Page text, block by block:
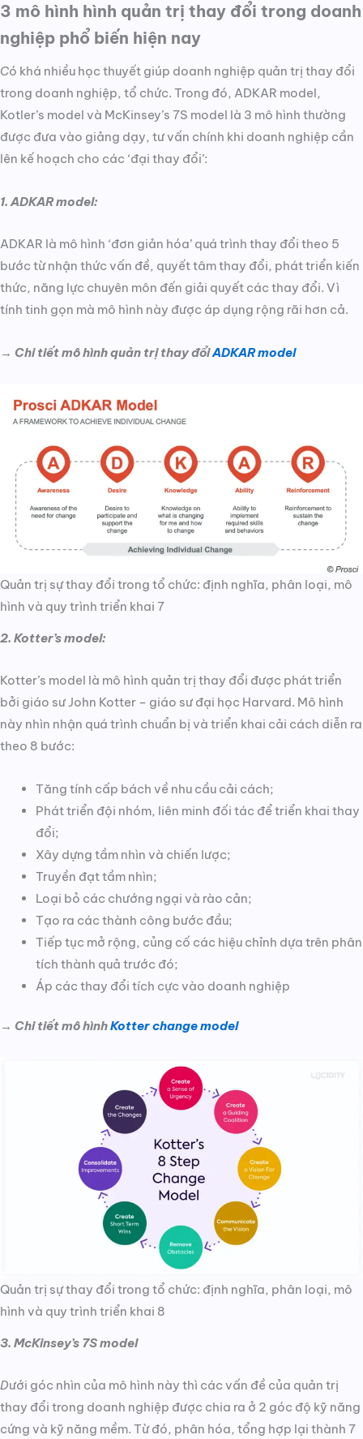
3 mô hình hình quản trị thay đổi trong doanh
nghiệp phổ biến hiện nay
Có khá nhiều học thuyết giúp doanh nghiệp quản trị thay đổi
trong doanh nghiệp, tổ chức. Trong đó, ADKAR model,
Kotler’s model và McKinsey’s 7S model là 3 mô hình thường
được đưa vào giảng dạy, tư vấn chính khi doanh nghiệp cần
lên kế hoạch cho các ‘đại thay đổi’:
1. ADKAR model:
ADKAR là mô hình ‘đơn giản hóa’ quá trình thay đổi theo 5
bước từ nhận thức vấn đề, quyết tâm thay đổi, phát triển kiến
thức, năng lực chuyên môn đến giải quyết các thay đổi. Vì
tính tinh gọn mà mô hình này được áp dụng rộng rãi hơn cả.
→ Chi tiết mô hình quản trị thay đổiADKAR model
Quản trị sự thay đổi trong tổ chức: định nghĩa, phân loại, mô
hình và quy trình triển khai 7
2. Kotter’s model:
Kotter’s model là mô hình quản trị thay đổi được phát triển
bởi giáo sư John Kotter – giáo sư đại học Harvard. Mô hình
này nhìn nhận quá trình chuẩn bị và triển khai cải cách diễn ra
theo 8 bước:
Tăng tính cấp bách về nhu cầu cải cách;
Phát triển đội nhóm, liên minh đối tác để triển khai thay
đổi;
Xây dựng tầm nhìn và chiến lược;
Truyền đạt tầm nhìn;
Loại bỏ các chướng ngại và rào cản;
Tạo ra các thành công bước đầu;
Tiếp tục mở rộng, củng cố các hiệu chỉnh dựa trên phân
tích thành quả trước đó;
Áp các thay đổi tích cực vào doanh nghiệp
→ Chi tiết mô hìnhKotter change model
Quản trị sự thay đổi trong tổ chức: định nghĩa, phân loại, mô
hình và quy trình triển khai 8
3. McKinsey’s 7S model
Dưới góc nhìn của mô hình này thì các vấn đề của quản trị
thay đổi trong doanh nghiệp được chia ra ở 2 góc độ kỹ năng
cứng và kỹ năng mềm. Từ đó, phân hóa, tổng hợp lại thành 7